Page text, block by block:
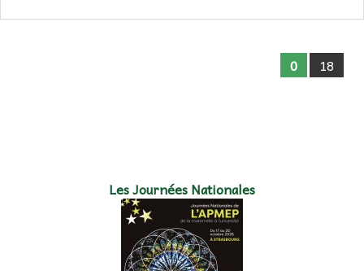
0 18
Les Journées Nationales